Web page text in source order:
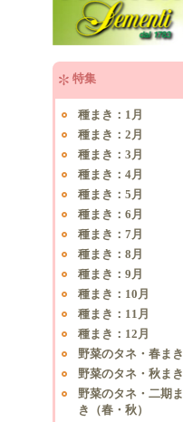
特集
種まき：1月
種まき：2月
種まき：3月
種まき：4月
種まき：5月
種まき：6月
種まき：7月
種まき：8月
種まき：9月
種まき：10月
種まき：11月
種まき：12月
野菜のタネ・春まき
野菜のタネ・秋まき
野菜のタネ・二期ま
き（春・秋）